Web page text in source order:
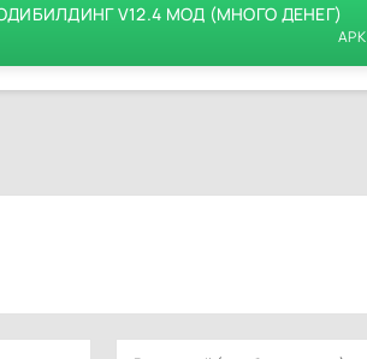
V12.4 МОД (МНОГО ДЕНЕГ)
APK